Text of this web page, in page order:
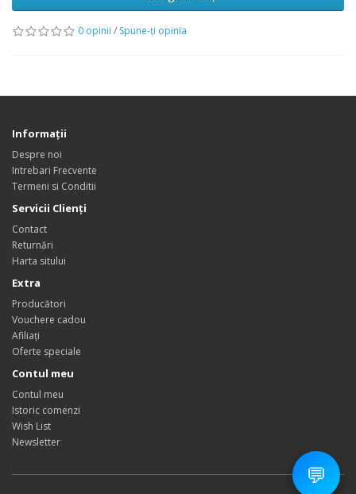
0 opinii / Spune-ţi opinia
Informaţii
Despre noi
Intrebari Frecvente
Termeni si Conditii
Servicii Clienţi
Contact
Returnări
Harta sitului
Extra
Producători
Vouchere cadou
Afiliaţi
Oferte speciale
Contul meu
Contul meu
Istoric comenzi
Wish List
Newsletter
💬